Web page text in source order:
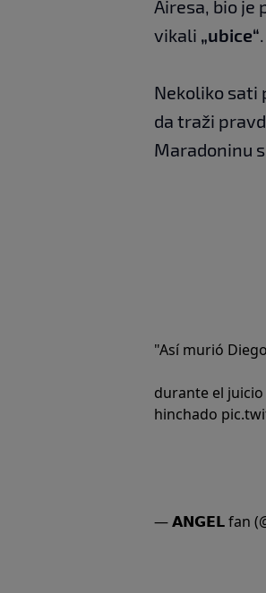
Airesa, bio je
vikali „ubice“.
Nekoliko sati
da traži
Maradoninu
"Así murió
durante el
hinchado
— 𝗔𝗡𝗚𝗘𝗟 fan